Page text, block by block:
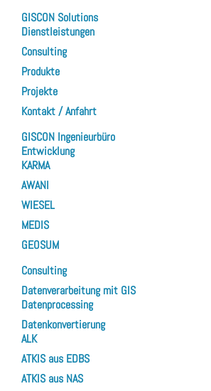
GISCON Solutions
Dienstleistungen
Consulting
Produkte
Projekte
Kontakt / Anfahrt
GISCON Ingenieurbüro
Entwicklung
KARMA
AWANI
WIESEL
MEDIS
GEOSUM
Consulting
Datenverarbeitung mit GIS
Datenprocessing
Datenkonvertierung
ALK
ATKIS aus EDBS
ATKIS aus NAS